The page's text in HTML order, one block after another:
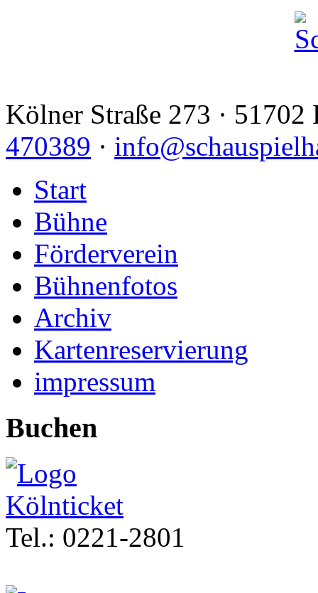
Kölner Straße 273 · 51702
470389 ·
Start
Bühne
Förderverein
Bühnenfotos
Archiv
Kartenreservierung
impressum
Buchen
Tel.: 0221-2801